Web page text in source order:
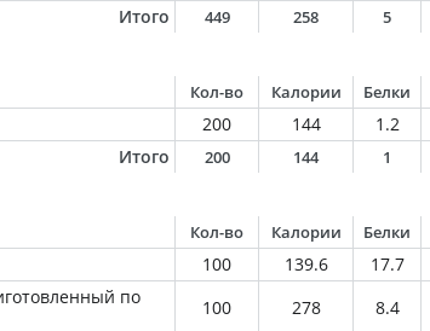
Итого
449 258 5
Кол-во Калории Белки
200 144 1.2
Итого
200 144 1
Кол-во Калории Белки
100 139.6 17.7
по
100 278 8.4